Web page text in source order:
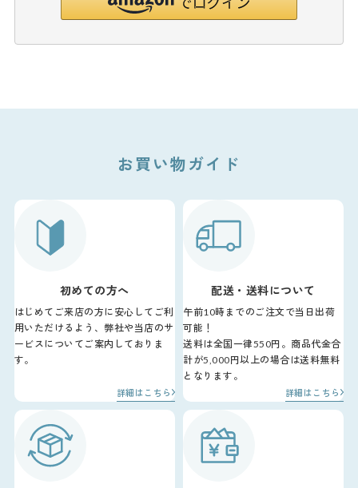
お買い物ガイド
初めての方へ
はじめてご来店の方に安心してご利
用いただけるよう、弊社や当店のサ
ービスについてご案内しておりま
す。
詳細はこちら
配送・送料について
午前10時までのご注文で当日出荷
可能！
送料は全国一律550円。商品代金合
計が5,000円以上の場合は送料無料
となります。
詳細はこちら